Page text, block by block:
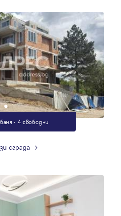
- 4 свободни
сграда